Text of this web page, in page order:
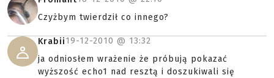
Czyżbym twierdził co innego?
Krabii19-12-2010 @ 13:32
ja odniosłem wrażenie że próbują pokazać
wyższość echo1 nad resztą i doszukiwali się